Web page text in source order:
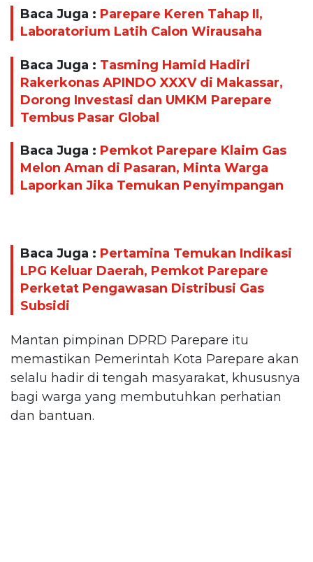
Baca Juga : Parepare Keren Tahap II,
Laboratorium Latih Calon Wirausaha
Baca Juga : Tasming Hamid Hadiri
Rakerkonas APINDO XXXV di Makassar,
Dorong Investasi dan UMKM Parepare
Tembus Pasar Global
Baca Juga : Pemkot Parepare Klaim Gas
Melon Aman di Pasaran, Minta Warga
Laporkan Jika Temukan Penyimpangan
Baca Juga : Pertamina Temukan Indikasi
LPG Keluar Daerah, Pemkot Parepare
Perketat Pengawasan Distribusi Gas
Subsidi
Mantan pimpinan DPRD Parepare itu
memastikan Pemerintah Kota Parepare akan
selalu hadir di tengah masyarakat, khususnya
bagi warga yang membutuhkan perhatian
dan bantuan.